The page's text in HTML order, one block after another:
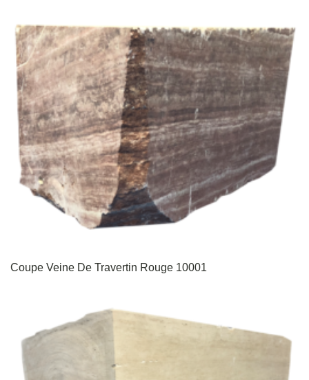
Coupe Veine De Travertin Rouge 10001